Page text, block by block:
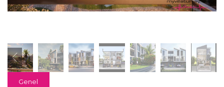
Genel